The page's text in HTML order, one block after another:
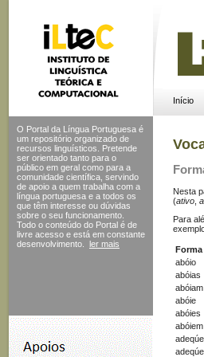
Início
O Portal da Língua Portuguesa é
um repositório organizado de
recursos linguísticos. Pretende
ser orientado tanto para o
público em geral como para a
comunidade científica, servindo
de apoio a quem trabalha com a
língua portuguesa e a todos os
que têm interesse ou dúvidas
sobre o seu funcionamento.
Todo o conteúdo do Portal é de
livre acesso e está em constante
desenvolvimento.
ler mais
Nesta
(ativo
Para
abóio
abóias
abóiam
abóie
abóies
abóiem
adeqúe